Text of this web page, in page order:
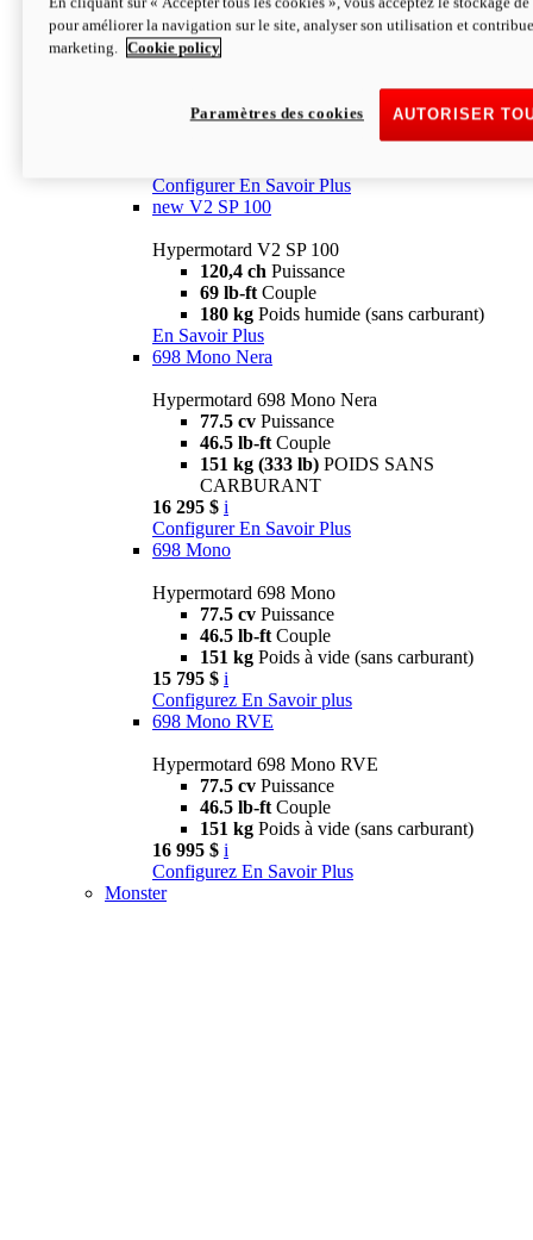
Configurer En Savoir Plus
newV2 SP
69 lb-ftCouple
Poids humide (sans carburant)
Configurer En Savoir Plus
new V2 SP 100
Hypermotard V2 SP 100
120,4 ch Puissance
69 lb-ft Couple
180 kg Poids humide (sans carburant)
En Savoir Plus
698 Mono Nera
Hypermotard 698 Mono Nera
77.5 cv Puissance
46.5 lb-ft Couple
151 kg (333 lb) POIDS SANS
CARBURANT
16 295 $ i
Configurer En Savoir Plus
698 Mono
Hypermotard 698 Mono
77.5 cv Puissance
46.5 lb-ft Couple
151 kg Poids à vide (sans carburant)
15 795 $ i
Configurez En Savoir plus
698 Mono RVE
Hypermotard 698 Mono RVE
77.5 cv Puissance
46.5 lb-ft Couple
151 kg Poids à vide (sans carburant)
16 995 $ i
Configurez En Savoir Plus
Monster
pour améliorer la navigation sur le site, analyser son utilisation et
marketing.
Cookie policy
AUTORISER
Paramètres des cookies